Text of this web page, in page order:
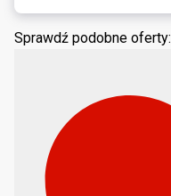
Sprawdź podobne oferty: